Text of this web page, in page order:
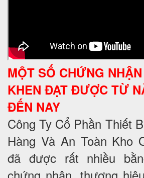
MỘT SỐ CHỨNG
KHEN ĐẠT ĐƯỢC TỪ
ĐẾN NAY
Công Ty Cổ Phần Thiết
Hàng Và An Toàn Kho
đã được rất nhiều